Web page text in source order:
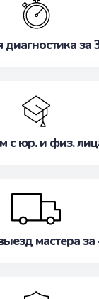
диагностика за
с юр. и физ.
мастера за